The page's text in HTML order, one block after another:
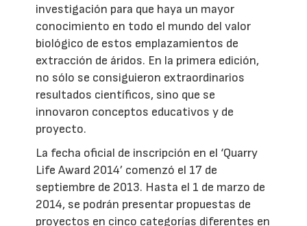
investigación para que haya un mayor
conocimiento en todo el mundo del valor
biológico de estos emplazamientos de
extracción de áridos. En la primera edición,
no sólo se consiguieron extraordinarios
resultados científicos, sino que se
innovaron conceptos educativos y de
proyecto.
La fecha oficial de inscripción en el ‘Quarry
Life Award 2014’ comenzó el 17 de
septiembre de 2013. Hasta el 1 de marzo de
2014, se podrán presentar propuestas de
proyectos en cinco categorías diferentes en